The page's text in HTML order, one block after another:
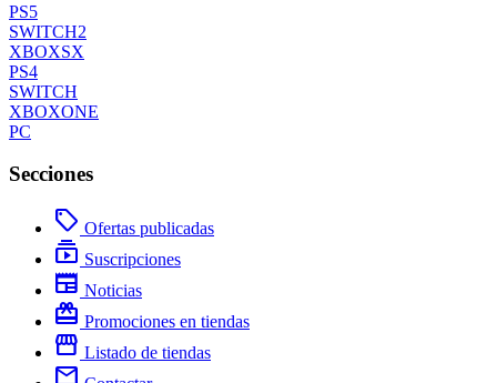
PS5
SWITCH2
XBOXSX
PS4
SWITCH
XBOXONE
PC
Secciones
local_offer Ofertas publicadas
subscriptions Suscripciones
newspaper Noticias
redeem Promociones en tiendas
storefront Listado de tiendas
mail